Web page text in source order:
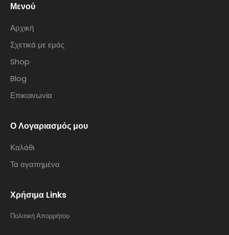
Μενού
Αρχική
Σχετικά με εμάς
Shop
Blog
Επικοινωνία
Ο Λογαριασμός μου
Καλάθι
Τα αγαπημένα
Χρήσιμα Links
Πολιτική Απορρήτου